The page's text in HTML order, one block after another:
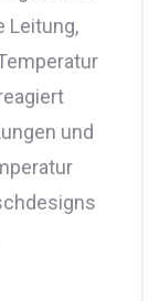
Leitung,
und